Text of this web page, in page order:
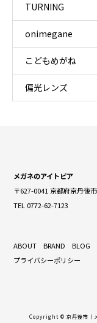
TURNING
onimegane
こどもめがね
偏光レンズ
メガネのアイトピア
〒627-0041 京都府京丹後
TEL 0772-62-7123
ABOUT BRAND BLOG
プライバシーポリシー
Copyright © 京丹後市｜